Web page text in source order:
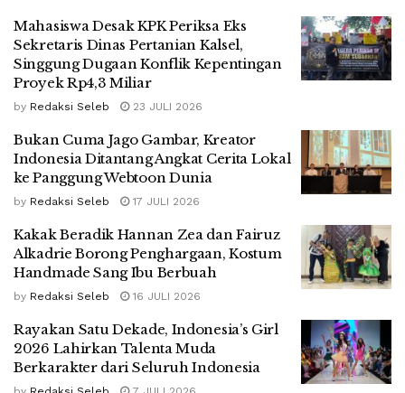
Mahasiswa Desak KPK Periksa Eks
Sekretaris Dinas Pertanian Kalsel,
Singgung Dugaan Konflik Kepentingan
Proyek Rp4,3 Miliar
by Redaksi Seleb 23 JULI 2026
Bukan Cuma Jago Gambar, Kreator
Indonesia Ditantang Angkat Cerita Lokal
ke Panggung Webtoon Dunia
by Redaksi Seleb 17 JULI 2026
Kakak Beradik Hannan Zea dan Fairuz
Alkadrie Borong Penghargaan, Kostum
Handmade Sang Ibu Berbuah
by Redaksi Seleb 16 JULI 2026
Rayakan Satu Dekade, Indonesia’s Girl
2026 Lahirkan Talenta Muda
Berkarakter dari Seluruh Indonesia